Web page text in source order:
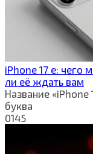
iPhone 17 e: чего
ли её ждать вам
Название «iPhone
буква
0145